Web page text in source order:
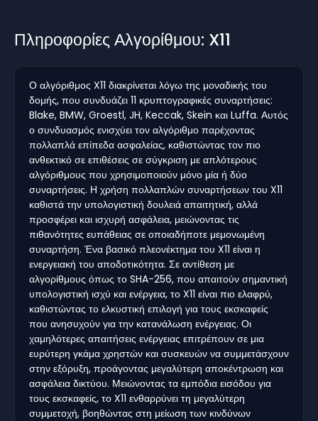
Πληροφορίες Αλγορίθμου: X11
Ο αλγόριθμος X11 διακρίνεται λόγω της μοναδικής του
δομής, που συνδυάζει 11 κρυπτογραφικές συναρτήσεις:
Blake, BMW, Groestl, JH, Keccak, Skein και Luffa. Αυτός
ο συνδυασμός ενισχύει τον αλγόριθμο παρέχοντας
πολλαπλά επίπεδα ασφαλείας, καθιστώντας τον πιο
ανθεκτικό σε επιθέσεις σε σύγκριση με απλότερους
αλγόριθμους που χρησιμοποιούν μόνο μία ή δύο
συναρτήσεις. Η χρήση πολλαπλών συναρτήσεων του X11
καθιστά την υπολογιστική δουλειά απαιτητική, αλλά
προσφέρει και ισχυρή ασφάλεια, μειώνοντας τις
πιθανότητες ευπάθειας σε οποιαδήποτε μεμονωμένη
συναρτήση. Ένα βασικό πλεονέκτημα του X11 είναι η
ενεργειακή του αποδοτικότητα. Σε αντίθεση με
αλγορίθμους όπως το SHA-256, που απαιτούν σημαντική
υπολογιστική ισχύ και ενέργεια, το X11 είναι πιο ελαφρύ,
καθιστώντας το ελκυστική επιλογή για τους εκσκαφείς
που ανησυχούν για την κατανάλωση ενέργειας. Οι
χαμηλότερες απαιτήσεις ενέργειας επιτρέπουν σε μια
ευρύτερη γκάμα χρηστών και συσκευών να συμμετάσχουν
στην εξόρυξη, προάγοντας μεγαλύτερη αποκέντρωση και
ασφάλεια δικτύου. Μειώνοντας τα εμπόδια εισόδου για
τους εκσκαφείς, το X11 ενθαρρύνει τη μεγαλύτερη
συμμετοχή, βοηθώντας στη μείωση των κινδύνων